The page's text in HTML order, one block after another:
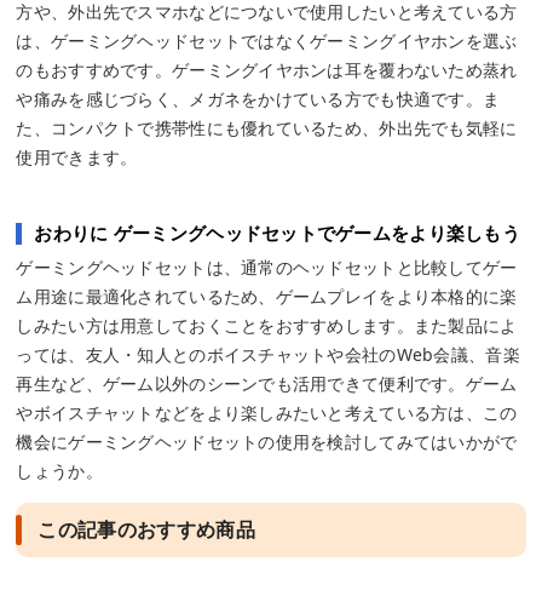
方や、外出先でスマホなどにつないで使用したいと考えている方
は、ゲーミングヘッドセットではなくゲーミングイヤホンを選ぶ
のもおすすめです。ゲーミングイヤホンは耳を覆わないため蒸れ
や痛みを感じづらく、メガネをかけている方でも快適です。ま
た、コンパクトで携帯性にも優れているため、外出先でも気軽に
使用できます。
おわりに ゲーミングヘッドセットでゲームをより楽しもう
ゲーミングヘッドセットは、通常のヘッドセットと比較してゲー
ム用途に最適化されているため、ゲームプレイをより本格的に楽
しみたい方は用意しておくことをおすすめします。また製品によ
っては、友人・知人とのボイスチャットや会社のWeb会議、音楽
再生など、ゲーム以外のシーンでも活用できて便利です。ゲーム
やボイスチャットなどをより楽しみたいと考えている方は、この
機会にゲーミングヘッドセットの使用を検討してみてはいかがで
しょうか。
この記事のおすすめ商品